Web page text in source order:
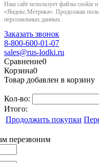
Наш сайт использует файлы cookie
«Яндекс.Метрика». Продолжая
персональных данных.
Заказать звонок
8-800-600-01-07
sales@rus-lodki.ru
Сравнение0
Корзина0
Товар добавлен в корзину
Кол-во:
Итого:
Продолжить покупки
перезвоним